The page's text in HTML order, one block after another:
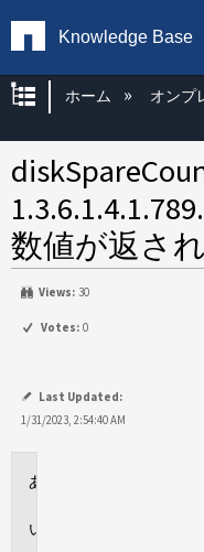
Knowledge Base
グローバル
ホーム オンプ
数値が返さ
Views: 30
Votes: 0
Last Updated:
1/31/2023, 2:54:40 AM